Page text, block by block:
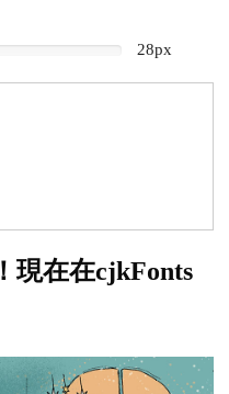
28px
現在在cjkFonts